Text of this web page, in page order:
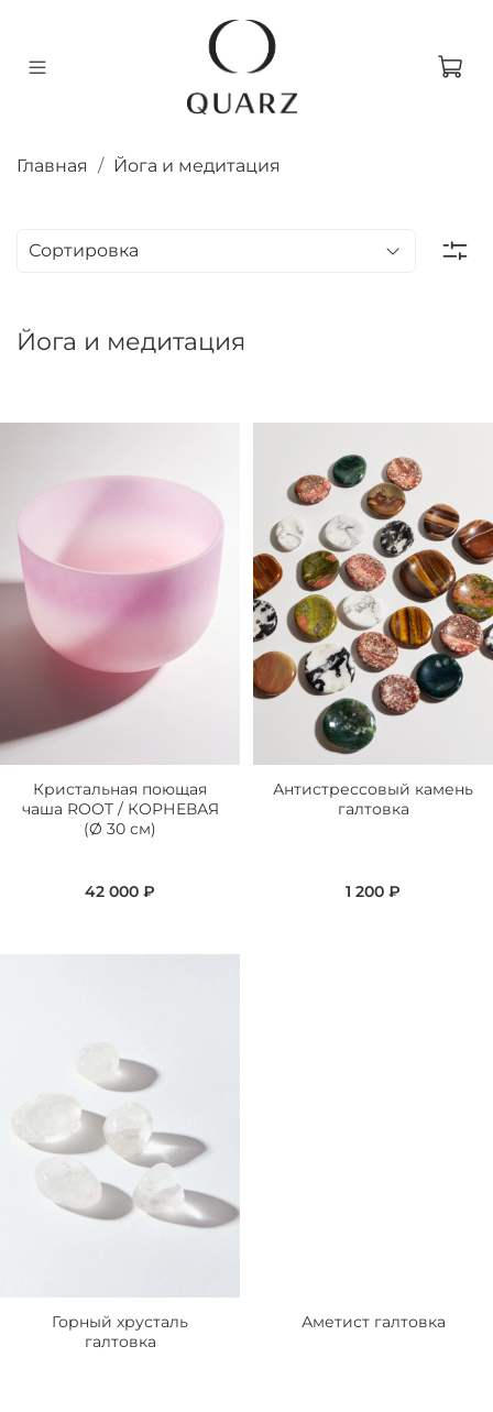
Главная Йога и медитация
Йога и медитация
Кристальная поющая
чаша ROOT / КОРНЕВАЯ
(Ø 30 см)
42 000 ₽
Антистрессовый камень
галтовка
1 200 ₽
Горный хрусталь
галтовка
Аметист галтовка